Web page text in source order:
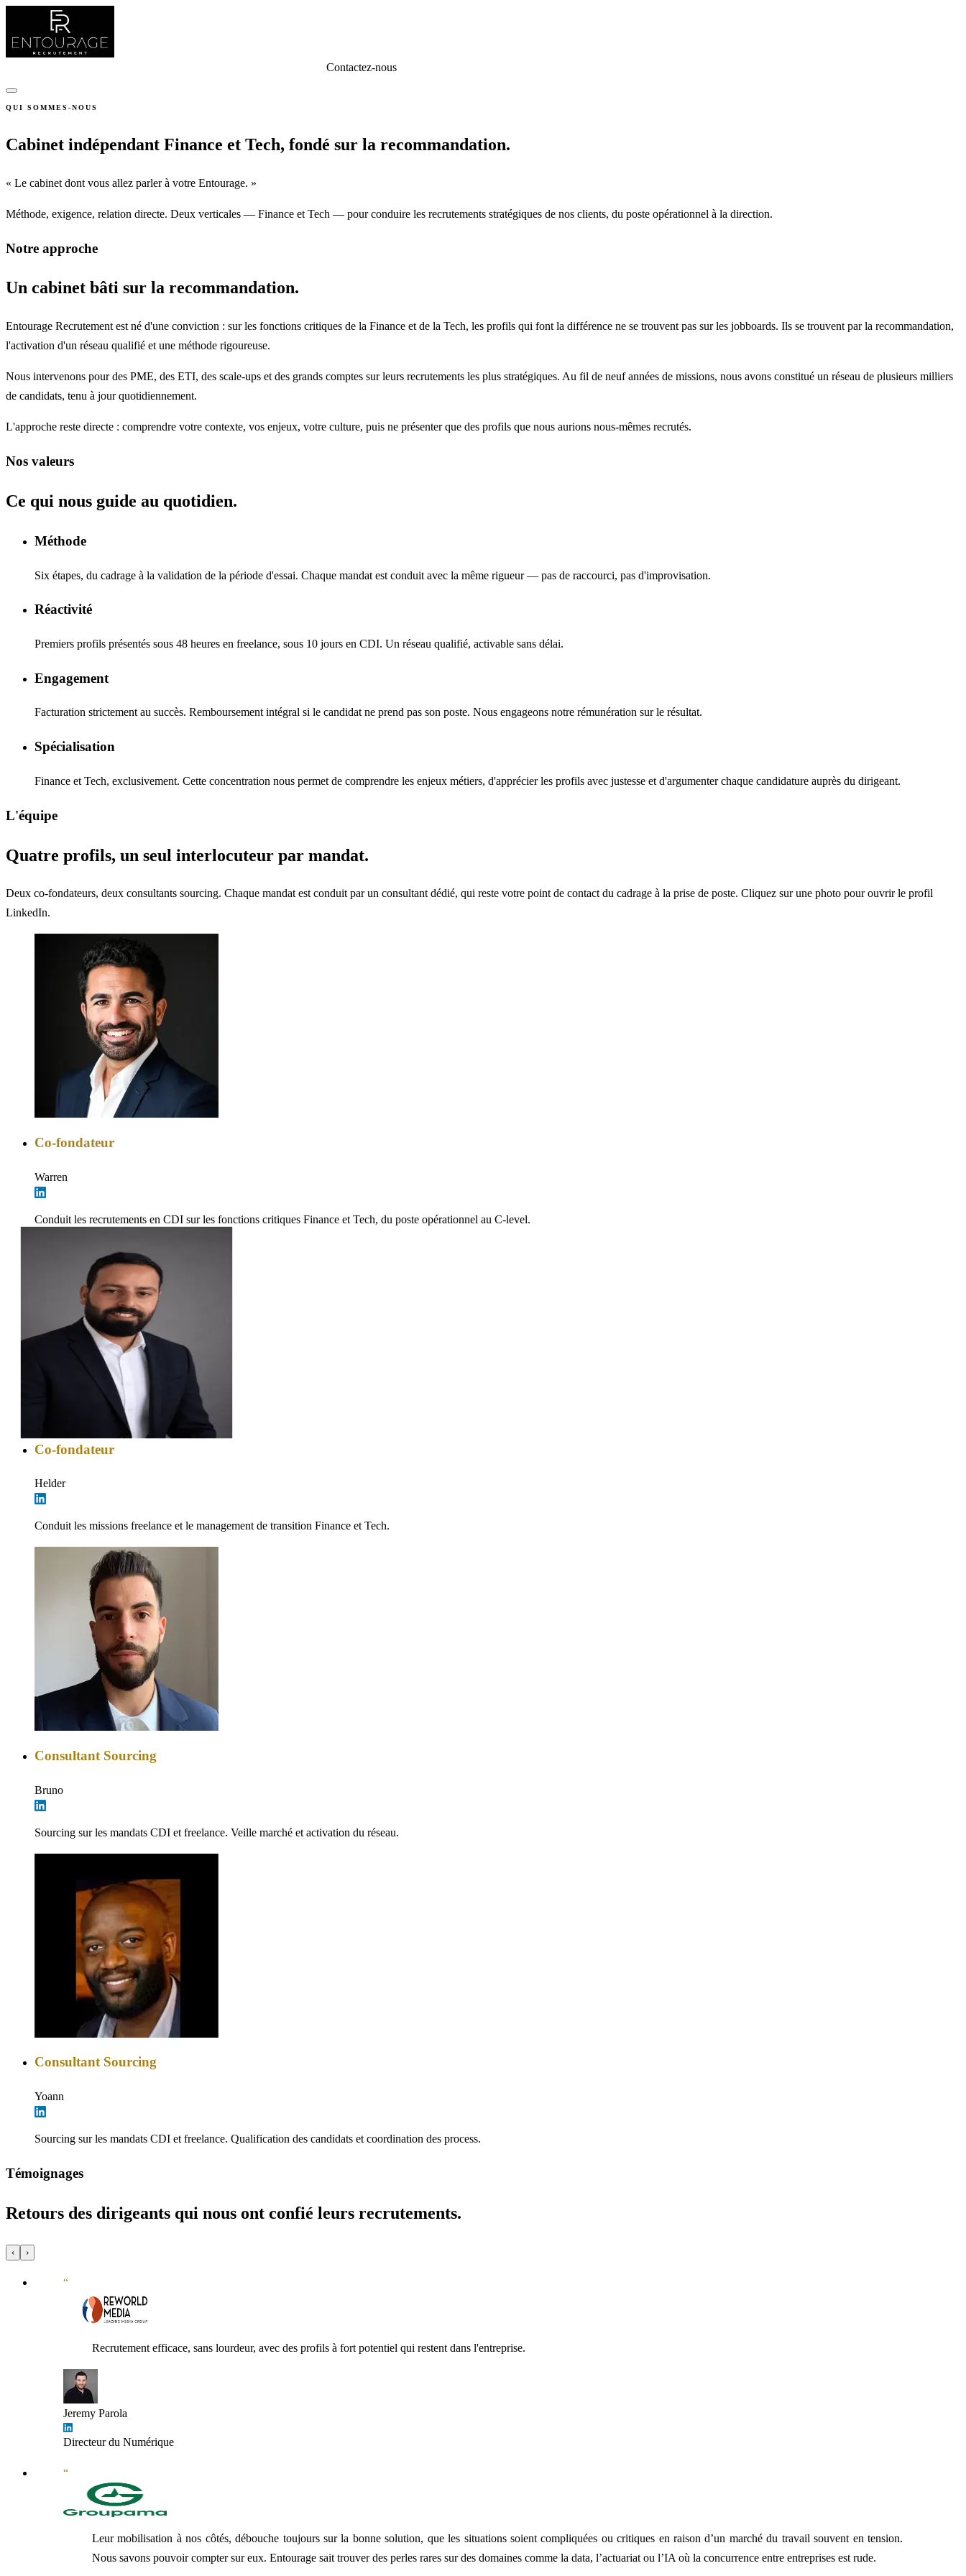
Contactez-nous
QUI SOMMES-NOUS
Cabinet indépendant Finance et Tech, fondé sur la recommandation.
« Le cabinet dont vous allez parler à votre Entourage. »
Méthode, exigence, relation directe. Deux verticales — Finance et Tech — pour conduire les recrutements stratégiques de nos clients, du poste opérationnel à la direction.
Notre approche
Un cabinet bâti sur la recommandation.
Entourage Recrutement est né d'une conviction : sur les fonctions critiques de la Finance et de la Tech, les profils qui font la différence ne se trouvent pas sur les jobboards. Ils se trouvent par la recommandation,
l'activation d'un réseau qualifié et une méthode rigoureuse.
Nous intervenons pour des PME, des ETI, des scale-ups et des grands comptes sur leurs recrutements les plus stratégiques. Au fil de neuf années de missions, nous avons constitué un réseau de plusieurs milliers
de candidats, tenu à jour quotidiennement.
L'approche reste directe : comprendre votre contexte, vos enjeux, votre culture, puis ne présenter que des profils que nous aurions nous-mêmes recrutés.
Nos valeurs
Ce qui nous guide au quotidien.
Méthode
Six étapes, du cadrage à la validation de la période d'essai. Chaque mandat est conduit avec la même rigueur — pas de raccourci, pas d'improvisation.
Réactivité
Premiers profils présentés sous 48 heures en freelance, sous 10 jours en CDI. Un réseau qualifié, activable sans délai.
Engagement
Facturation strictement au succès. Remboursement intégral si le candidat ne prend pas son poste. Nous engageons notre rémunération sur le résultat.
Spécialisation
Finance et Tech, exclusivement. Cette concentration nous permet de comprendre les enjeux métiers, d'apprécier les profils avec justesse et d'argumenter chaque candidature auprès du dirigeant.
L'équipe
Quatre profils, un seul interlocuteur par mandat.
Deux co-fondateurs, deux consultants sourcing. Chaque mandat est conduit par un consultant dédié, qui reste votre point de contact du cadrage à la prise de poste. Cliquez sur une photo pour ouvrir le profil
LinkedIn.
Co-fondateur
Warren
Conduit les recrutements en CDI sur les fonctions critiques Finance et Tech, du poste opérationnel au C-level.
Co-fondateur
Helder
Conduit les missions freelance et le management de transition Finance et Tech.
Consultant Sourcing
Bruno
Sourcing sur les mandats CDI et freelance. Veille marché et activation du réseau.
Consultant Sourcing
Yoann
Sourcing sur les mandats CDI et freelance. Qualification des candidats et coordination des process.
Témoignages
Retours des dirigeants qui nous ont confié leurs recrutements.
‹ ›
“
Recrutement efficace, sans lourdeur, avec des profils à fort potentiel qui restent dans l'entreprise.
Jeremy Parola
Directeur du Numérique
“
Leur mobilisation à nos côtés, débouche toujours sur la bonne solution, que les situations soient compliquées ou critiques en raison d’un marché du travail souvent en tension.
Nous savons pouvoir compter sur eux. Entourage sait trouver des perles rares sur des domaines comme la data, l’actuariat ou l’IA où la concurrence entre entreprises est rude.